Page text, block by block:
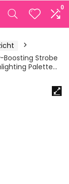
0
Boosting Strobe
Palette…